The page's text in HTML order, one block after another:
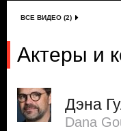
ВСЕ ВИДЕО (2)
Актеры и
Дэна
Dana